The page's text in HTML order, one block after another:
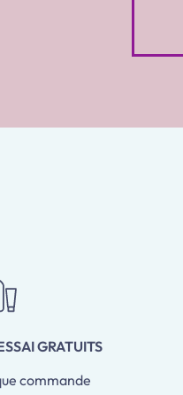
GRATUITS
commande